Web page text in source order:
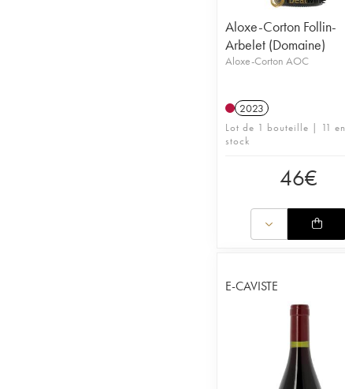
Aloxe-Corton Follin-
Arbelet (Domaine)
Aloxe-Corton AOC
2023
Lot de 1 bouteille | 11 en
stock
46€
E-CAVISTE